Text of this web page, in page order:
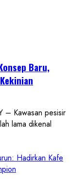
Baru,
– Kawasan pesisir
lama dikenal
Hadirkan Kafe